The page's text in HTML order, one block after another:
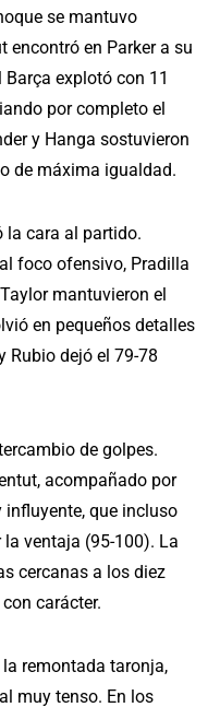
se mantuvo
encontró en Parker a su
explotó con 11
por completo el
y Hanga sostuvieron
de máxima igualdad.
la cara al partido.
foco ofensivo, Pradilla
mantuvieron el
en pequeños detalles
Rubio dejó el 79-78
de golpes.
acompañado por
influyente, que incluso
ventaja (95-100). La
cercanas a los diez
carácter.
remontada taronja,
muy tenso. En los